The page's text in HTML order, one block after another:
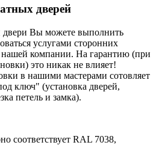
дверей
двери Вы можете выполнить
услугами сторонних
нашей компании. На гарантию (при
это никак не влияет!
в нашими мастерами сотовляет
ключ" (установка дверей,
петель и замка).
соответствует RAL 7038,